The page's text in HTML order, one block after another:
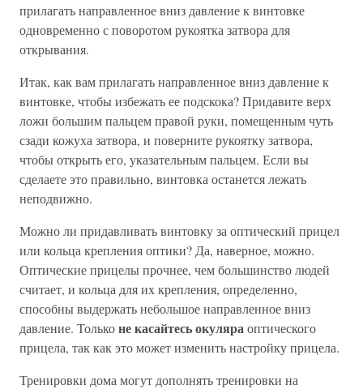
прилагать направленное вниз давление к винтовке
одновременно с поворотом рукоятка затвора для
открывания.
Итак, как вам прилагать направленное вниз давление к
винтовке, чтобы избежать ее подскока? Придавите верх
ложи большим пальцем правой руки, помещенным чуть
сзади кожуха затвора, и поверните рукоятку затвора,
чтобы открыть его, указательным пальцем. Если вы
сделаете это правильно, винтовка останется лежать
неподвижно.
Можно ли придавливать винтовку за оптический прицел
или кольца крепления оптики? Да, наверное, можно.
Оптические прицелы прочнее, чем большинство людей
считает, и кольца для их крепления, определенно,
способны выдержать небольшое направленное вниз
давление. Тольконе касайтесь окуляра оптического
прицела, так как это может изменить настройку прицела.
Тренировки дома могут дополнять тренировки на